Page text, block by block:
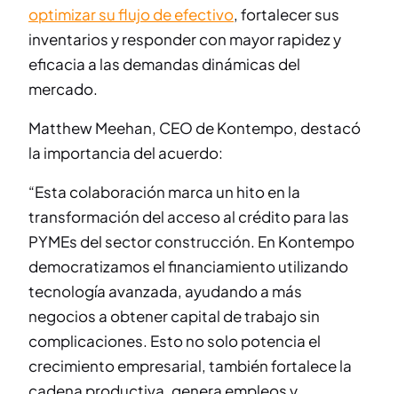
optimizar su flujo de efectivo, fortalecer sus
inventarios y responder con mayor rapidez y
eficacia a las demandas dinámicas del
mercado.
Matthew Meehan, CEO de Kontempo, destacó
la importancia del acuerdo:
“Esta colaboración marca un hito en la
transformación del acceso al crédito para las
PYMEs del sector construcción. En Kontempo
democratizamos el financiamiento utilizando
tecnología avanzada, ayudando a más
negocios a obtener capital de trabajo sin
complicaciones. Esto no solo potencia el
crecimiento empresarial, también fortalece la